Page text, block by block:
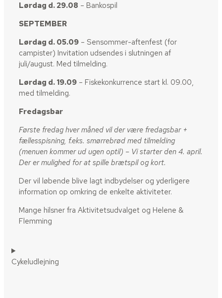
Lørdag d. 29.08 – Bankospil
SEPTEMBER
Lørdag d. 05.09 – Sensommer-aftenfest (for
campister) Invitation udsendes i slutningen af
juli/august. Med tilmelding.
Lørdag d. 19.09 – Fiskekonkurrence start kl. 09.00,
med tilmelding.
Fredagsbar
Første fredag hver måned vil der være fredagsbar +
fællesspisning, f.eks. smørrebrød med tilmelding
(menuen kommer ud ugen optil) – Vi starter den 4. april.
Der er mulighed for at spille brætspil og kort.
Der vil løbende blive lagt indbydelser og yderligere
information op omkring de enkelte aktiviteter.
Mange hilsner fra Aktivitetsudvalget og Helene &
Flemming
Cykeludlejning